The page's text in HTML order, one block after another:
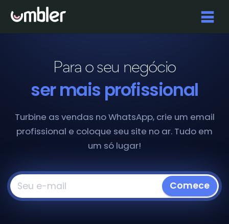
Para o seu negócio
ser mais profissional
Turbine as vendas no WhatsApp, crie um email
profissional e coloque seu site no ar. Tudo em
um só lugar!
Comece